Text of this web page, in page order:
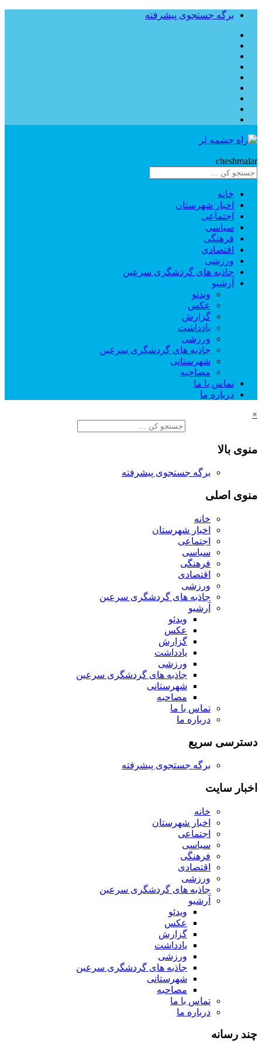
برگه جستجوی پیشرفته
cheshmalar
خانه
اخبار شهرستان
اجتماعی
سیاسی
فرهنگی
اقتصادی
ورزشی
جاذبه های گردشگری سرعین
آرشیو
ویدئو
عکس
گزارش
یادداشت
ورزشی
جاذبه های گردشگری سرعین
شهرستانی
مصاحبه
تماس با ما
درباره ما
×
منوی بالا
برگه جستجوی پیشرفته
منوی اصلی
خانه
اخبار شهرستان
اجتماعی
سیاسی
فرهنگی
اقتصادی
ورزشی
جاذبه های گردشگری سرعین
آرشیو
ویدئو
عکس
گزارش
یادداشت
ورزشی
جاذبه های گردشگری سرعین
شهرستانی
مصاحبه
تماس با ما
درباره ما
دسترسی سریع
برگه جستجوی پیشرفته
اخبار سایت
خانه
اخبار شهرستان
اجتماعی
سیاسی
فرهنگی
اقتصادی
ورزشی
جاذبه های گردشگری سرعین
آرشیو
ویدئو
عکس
گزارش
یادداشت
ورزشی
جاذبه های گردشگری سرعین
شهرستانی
مصاحبه
تماس با ما
درباره ما
چند رسانه